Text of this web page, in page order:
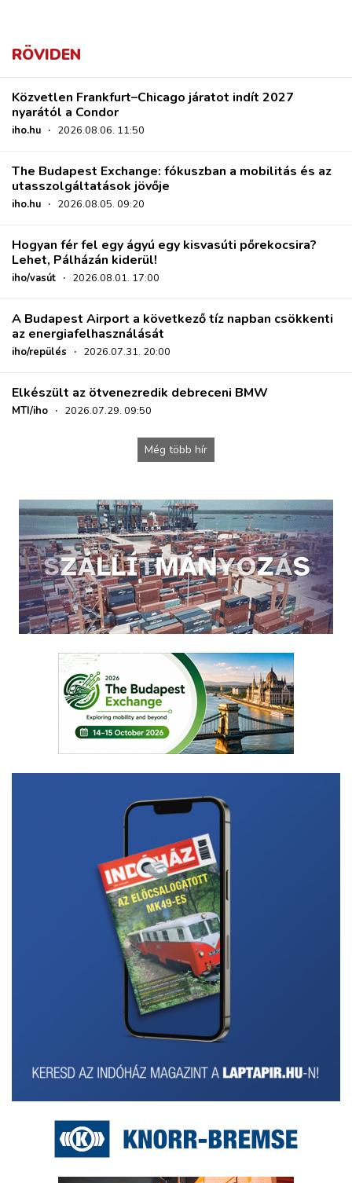
RÖVIDEN
Közvetlen Frankfurt–Chicago járatot indít 2027
nyarától a Condor
iho.hu · 2026.08.06. 11:50
The Budapest Exchange: fókuszban a mobilitás és az
utasszolgáltatások jövője
iho.hu · 2026.08.05. 09:20
Hogyan fér fel egy ágyú egy kisvasúti pőrekocsira?
Lehet, Pálházán kiderül!
iho/vasút · 2026.08.01. 17:00
A Budapest Airport a következő tíz napban csökkenti
az energiafelhasználását
iho/repülés · 2026.07.31. 20:00
Elkészült az ötvenezredik debreceni BMW
MTI/iho · 2026.07.29. 09:50
Még több hír